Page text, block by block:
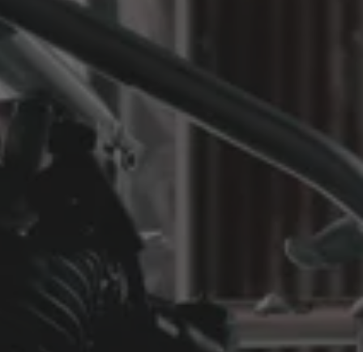
bei Ihnen an und fahren Sie sicher,
freundlich und zu fairen Preisen –
egal ob Kurzstrecke in Kassel,
Krankenfahrt oder Flughafentransfer.
Schnelle Anfahrt in ganz Kassel
Unsere Fahrer kennen alle Stadtteile Kassels. Wir sind
meist in wenigen Minuten bei Ihnen – auch abends
und am Wochenende
24/7 erreichbar – 365 Tage